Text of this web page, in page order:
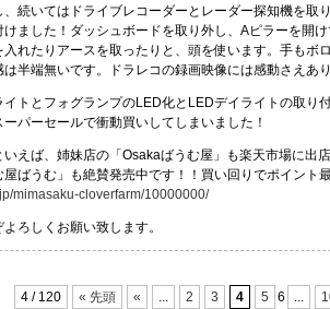
続いてはドライブレコーダーとレーダー探知機を取
けました！ダッシュボードを取り外し、Aピラーを開
入れたりアースを取ったりと、頭を使います。手もボ
半端無いです。ドラレコの録画映像には感動さえあ
イトとフォグランプのLED化とLEDデイライトの取り
パーセールで衝動買いしてしまいました！
えば、姉妹店の「Osakaばうむ屋」も楽天市場に出
ばうむ」も絶賛発売中です！！買い回りでポイント
mimasaku-cloverfarm/10000000/
ろしくお願い致します。
4 / 120 « 先頭 « ... 2 3 4 5 6 ...